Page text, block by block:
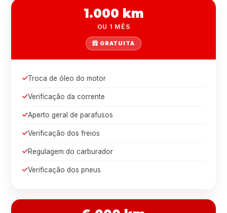
1.000 km
OU 1 MÊS
GRATUITA
Troca de óleo do motor
Verificação da corrente
Aperto geral de parafusos
Verificação dos freios
Regulagem do carburador
Verificação dos pneus